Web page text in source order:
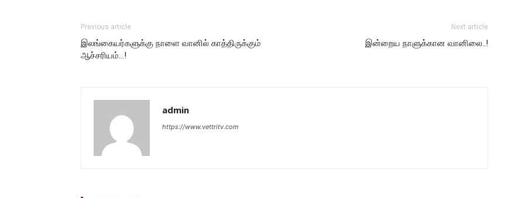
Previous article
இலங்கையர்களுக்கு நாளை வானில் காத்திருக்கும்
ஆச்சரியம்…!
Next article
இன்றைய நாளுக்கான வானிலை..!
admin
https://www.vettritv.com